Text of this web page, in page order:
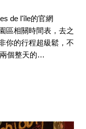
de l'île的官網
區相關時間表，去之
你的行程超級鬆，不
個整天的…